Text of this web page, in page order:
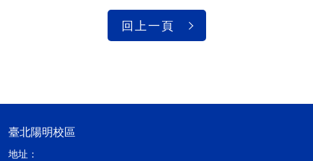
回上一頁
臺北陽明校區
地址：